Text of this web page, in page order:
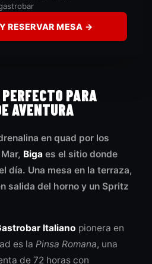
RESERVAR MESA →
PARA
AVENTURA
en quad por los
Biga es el sitio donde
día. Una mesa en la terraza,
salida del horno y un Spritz
Italiano pionera en
es la Pinsa Romana, una
de 72 horas con